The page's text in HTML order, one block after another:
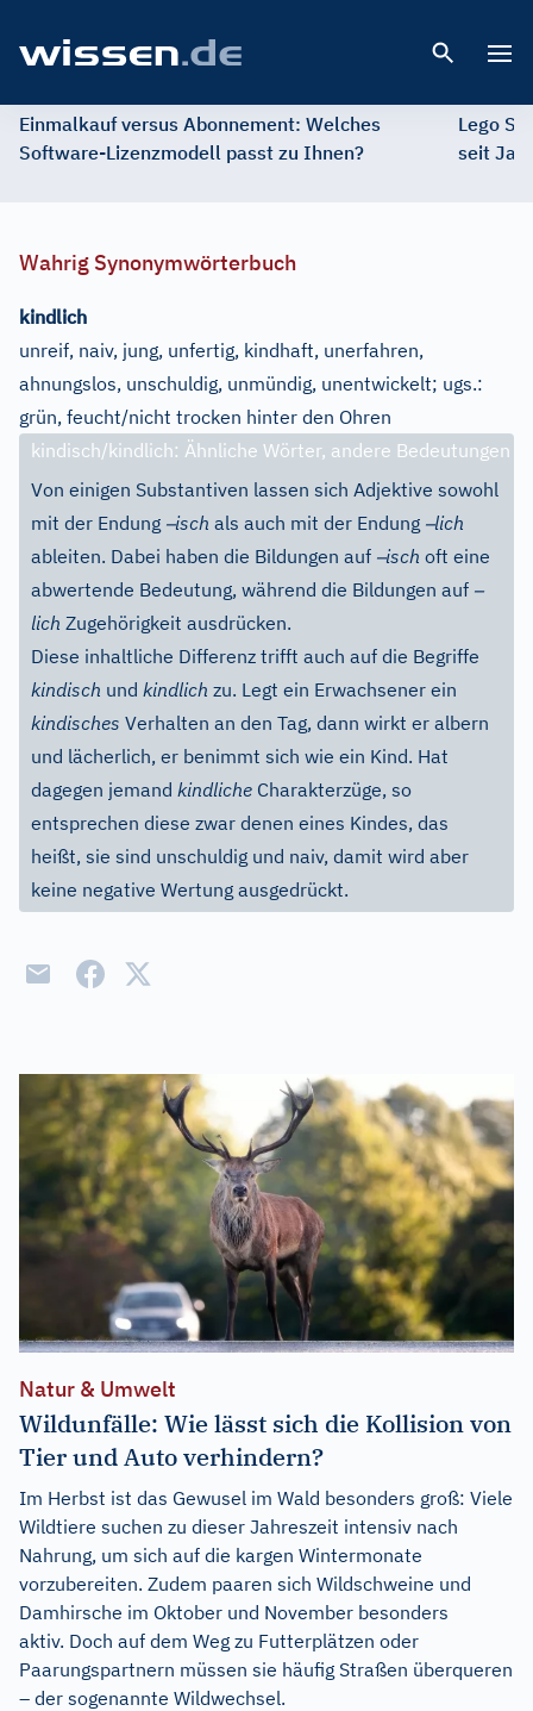
Einmalkauf versus Abonnement: Welches
Software-Lizenzmodell passt zu Ihnen?
Lego
seit
Wahrig Synonymwörterbuch
kindlich
unreif, naiv, jung, unfertig, kindhaft, unerfahren,
ahnungslos, unschuldig, unmündig, unentwickelt; ugs.:
grün, feucht/nicht trocken hinter den Ohren
kindisch/kindlich: Ähnliche Wörter, andere Bedeutungen
Von einigen Substantiven lassen sich Adjektive sowohl
mit der Endung –isch als auch mit der Endung –lich
ableiten. Dabei haben die Bildungen auf –isch oft eine
abwertende Bedeutung, während die Bildungen auf –
lich Zugehörigkeit ausdrücken.
Diese inhaltliche Differenz trifft auch auf die Begriffe
kindisch und kindlich zu. Legt ein Erwachsener ein
kindisches Verhalten an den Tag, dann wirkt er albern
und lächerlich, er benimmt sich wie ein Kind. Hat
dagegen jemand kindliche Charakterzüge, so
entsprechen diese zwar denen eines Kindes, das
heißt, sie sind unschuldig und naiv, damit wird aber
keine negative Wertung ausgedrückt.
Natur & Umwelt
Wildunfälle: Wie lässt sich die Kollision von
Tier und Auto verhindern?
Im Herbst ist das Gewusel im Wald besonders groß: Viele
Wildtiere suchen zu dieser Jahreszeit intensiv nach
Nahrung, um sich auf die kargen Wintermonate
vorzubereiten. Zudem paaren sich Wildschweine und
Damhirsche im Oktober und November besonders
aktiv. Doch auf dem Weg zu Futterplätzen oder
Paarungspartnern müssen sie häufig Straßen überqueren
– der sogenannte Wildwechsel.